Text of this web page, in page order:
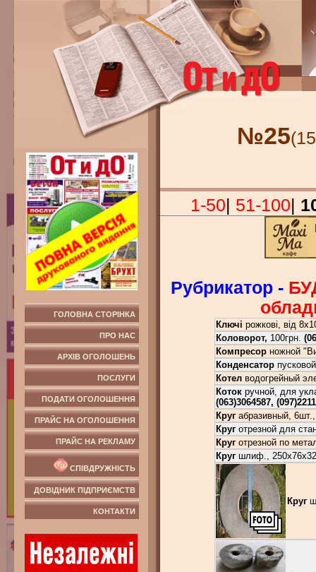
ГОЛОВНА СТОРІНКА
ПРО НАС
АРХІВ ОГОЛОШЕНЬ
ПОСЛУГИ
ПОДАТИ ОГОЛОШЕННЯ
ПРАЙС НА ОГОЛОШЕННЯ
ПРАЙС НА РЕКЛАМУ
СПІВДРУЖНІСТЬ
ДОВІДНИК ПІДПРИЄМСТВ
КОНТАКТИ
№25
1-50| 51-100|
Рубрикатор -
Ключі рожкові, від
Коловорот, 100грн.
Компресорножной
Конденсатор
Котелводогрейный
Котокручной, для
(063)3064587,
Кругабразивный,
Круготрезной для
Круготрезной по
Кругшлиф.,
Круг